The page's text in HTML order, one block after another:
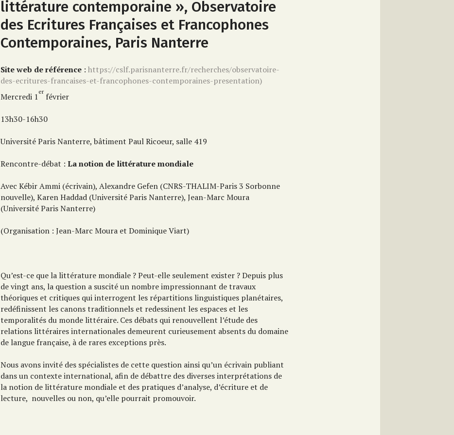
littérature contemporaine », Observatoire
des Ecritures Françaises et Francophones
Contemporaines, Paris Nanterre
Site web de référence :https://cslf.parisnanterre.fr/recherches/observatoire-
des-ecritures-francaises-et-francophones-contemporaines-presentation)
Mercredi 1 er février
13h30-16h30
Université Paris Nanterre, bâtiment Paul Ricoeur, salle 419
Rencontre-débat :La notion de littérature mondiale
Avec Kébir Ammi (écrivain), Alexandre Gefen (CNRS-THALIM-Paris 3 Sorbonne
nouvelle), Karen Haddad (Université Paris Nanterre), Jean-Marc Moura
(Université Paris Nanterre)
(Organisation : Jean-Marc Moura et Dominique Viart)
Qu’est-ce que la littérature mondiale ? Peut-elle seulement exister ? Depuis plus
de vingt ans, la question a suscité un nombre impressionnant de travaux
théoriques et critiques qui interrogent les répartitions linguistiques planétaires,
redéfinissent les canons traditionnels et redessinent les espaces et les
temporalités du monde littéraire. Ces débats qui renouvellent l’étude des
relations littéraires internationales demeurent curieusement absents du domaine
de langue française, à de rares exceptions près.
Nous avons invité des spécialistes de cette question ainsi qu’un écrivain publiant
dans un contexte international, afin de débattre des diverses interprétations de
la notion de littérature mondiale et des pratiques d’analyse, d’écriture et de
lecture, nouvelles ou non, qu’elle pourrait promouvoir.